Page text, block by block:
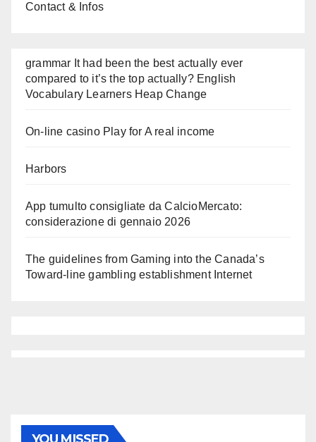
Contact & Infos
grammar It had been the best actually ever
compared to it’s the top actually? English
Vocabulary Learners Heap Change
On-line casino Play for A real income
Harbors
App tumulto consigliate da CalcioMercato:
considerazione di gennaio 2026
The guidelines from Gaming into the Canada’s
Toward-line gambling establishment Internet